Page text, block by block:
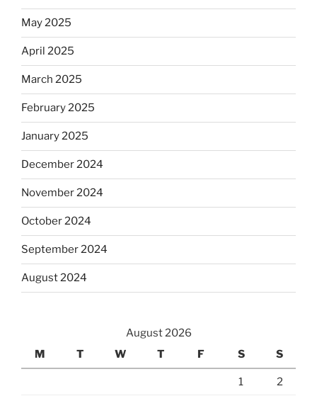
May 2025
April 2025
March 2025
February 2025
January 2025
December 2024
November 2024
October 2024
September 2024
August 2024
August 2026
M
T W T F S S
1 2